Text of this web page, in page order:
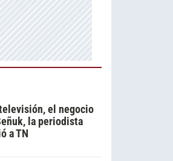
el negocio
la periodista
a TN